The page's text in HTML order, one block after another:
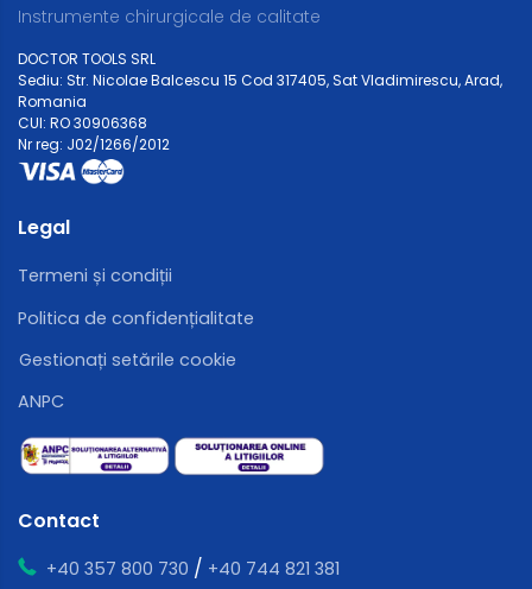
Instrumente chirurgicale de calitate
DOCTOR TOOLS SRL
Sediu: Str. Nicolae Balcescu 15 Cod 317405, Sat Vladimirescu, Arad,
Romania
CUI: RO 30906368
Nr reg: J02/1266/2012
Legal
Termeni și condiții
Politica de confidențialitate
Gestionați setările cookie
ANPC
Contact
+40 357 800 730 / +40 744 821 381